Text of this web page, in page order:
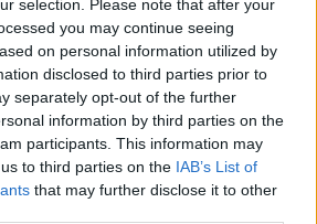
selection. Please note that after your
you may continue seeing
on personal information utilized by
disclosed to third parties prior to
separately opt-out of the further
information by third parties on the
participants. This information may
to third parties on the IAB’s List of
that may further disclose it to other